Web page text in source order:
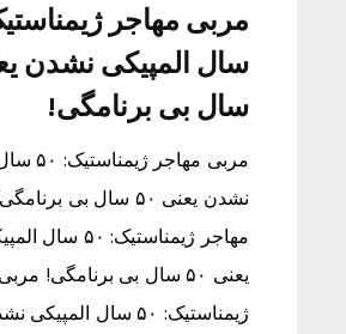
سال بی برنامگی!
مربی مهاجر
نشدن یعنی ۵۰ سال بی
مهاجر ژیمناستیک:
یعنی ۵۰ سال بی برنامگی!